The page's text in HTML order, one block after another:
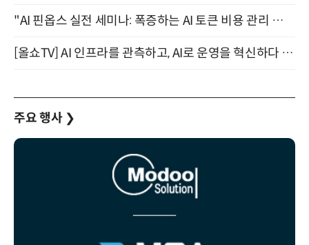
"AI 핀옵스 실전 세미나: 폭증하는 AI 토큰 비용 관리 전략" 8월 21일 개최
[올쇼TV] AI 인프라를 관측하고, AI로 운영을 혁신하다 (8월 11일 생방송)
주요 행사 ❯